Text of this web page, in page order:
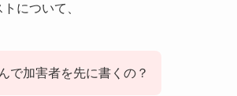
について、
で加害者を先に書くの？